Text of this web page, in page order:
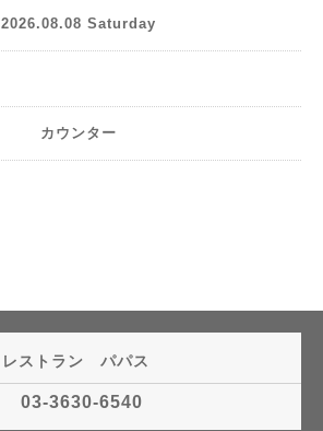
2026.08.08 Saturday
カウンター
レストラン パパス
03-3630-6540